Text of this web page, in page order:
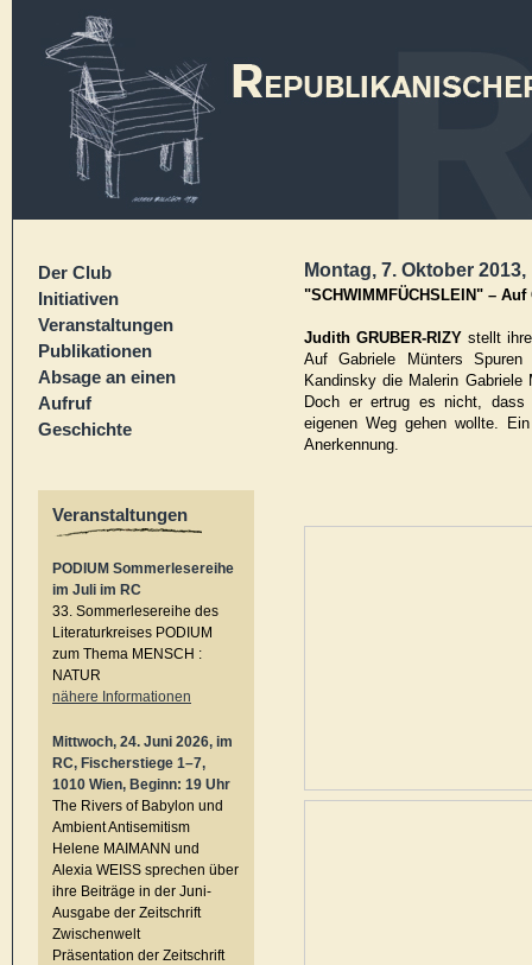
Der Club
Initiativen
Veranstaltungen
Publikationen
Absage an einen
Aufruf
Geschichte
Veranstaltungen
PODIUM Sommerlesereihe
im Juli im RC
33. Sommerlesereihe des
Literaturkreises PODIUM
zum Thema MENSCH :
NATUR
nähere Informationen
Mittwoch, 24. Juni 2026, im
RC, Fischerstiege 1–7,
1010 Wien, Beginn: 19 Uhr
The Rivers of Babylon und
Ambient Antisemitism
Helene MAIMANN und
Alexia WEISS sprechen über
ihre Beiträge in der Juni-
Ausgabe der Zeitschrift
Zwischenwelt
Präsentation der Zeitschrift
Montag, 7. Oktober
"SCHWIMMFÜCHSLEIN" –
Judith GRUBER-RIZY stellt
Auf Gabriele Münters Spuren
Kandinsky die Malerin
Doch er ertrug es nicht, dass
eigenen Weg gehen wollte.
Anerkennung.